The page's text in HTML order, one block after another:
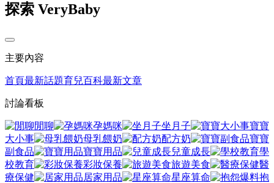
探索 VeryBaby
主要內容
首頁最新話題育兒百科最新文章
討論看板
閒聊 孕媽咪 坐月子
寶寶
大小事
母乳餵奶 配方奶
寶寶
副食品
寶寶用品 兒童成長
學
校教育
彩妝保養 旅遊美食
醫
療保健
居家用品 星座算命
抱